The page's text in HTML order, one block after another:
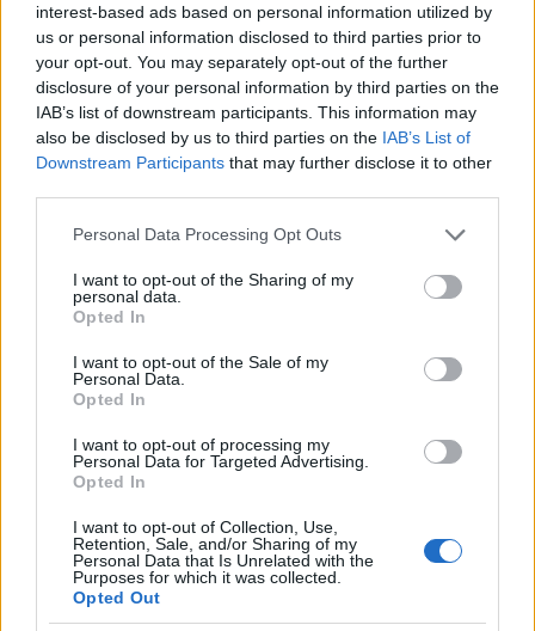
interest-based ads based on personal information utilized by
us or personal information disclosed to third parties prior to
your opt-out. You may separately opt-out of the further
disclosure of your personal information by third parties on the
IAB’s list of downstream participants. This information may
also be disclosed by us to third parties on the IAB’s List of
Downstream Participants that may further disclose it to other
Please note that this website/app uses one or more Google
not limited to your visit or usage behaviour. You may click to
grant or deny consent to Google and its third-party tags to
use your data for below specified purposes in below Google
consent section.
Personal Data Processing Opt Outs
I want to opt-out of the Sharing of my
personal data.
Opted In
I want to opt-out of the Sale of my
Personal Data.
Opted In
I want to opt-out of processing my
Personal Data for Targeted Advertising.
Opted In
I want to opt-out of Collection, Use,
Retention, Sale, and/or Sharing of my
Personal Data that Is Unrelated with the
Purposes for which it was collected.
Opted Out